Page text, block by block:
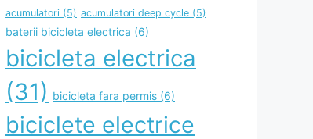
acumulatori (5) acumulatori deep cycle (5)
baterii bicicleta electrica (6)
bicicleta electrica
(31) bicicleta fara permis (6)
biciclete electrice